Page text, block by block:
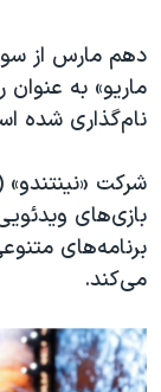
گالری عکس
آرشیو پخش زنده
اعتراضات زن،
مجموعه
دادگاه حمید نوری
چهل سال
قانون شفافیت
اسرائیل در جنگ
دهم مارس از
ماریو» به
نام‌گذاری شده
بازی‌های
برنامه‌های
می‌کند.